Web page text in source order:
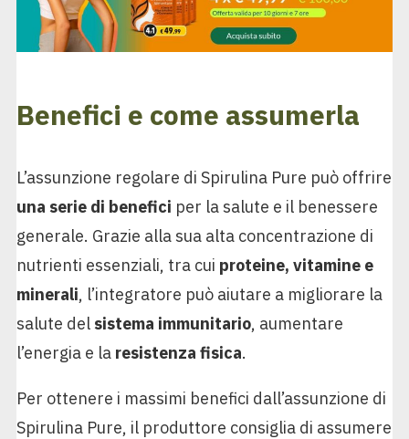
Benefici e come assumerla
L’assunzione regolare di Spirulina Pure può offrire
una serie di benefici per la salute e il benessere
generale. Grazie alla sua alta concentrazione di
nutrienti essenziali, tra cui proteine, vitamine e
minerali, l’integratore può aiutare a migliorare la
salute del sistema immunitario, aumentare
l’energia e la resistenza fisica.
Per ottenere i massimi benefici dall’assunzione di
Spirulina Pure, il produttore consiglia di assumere